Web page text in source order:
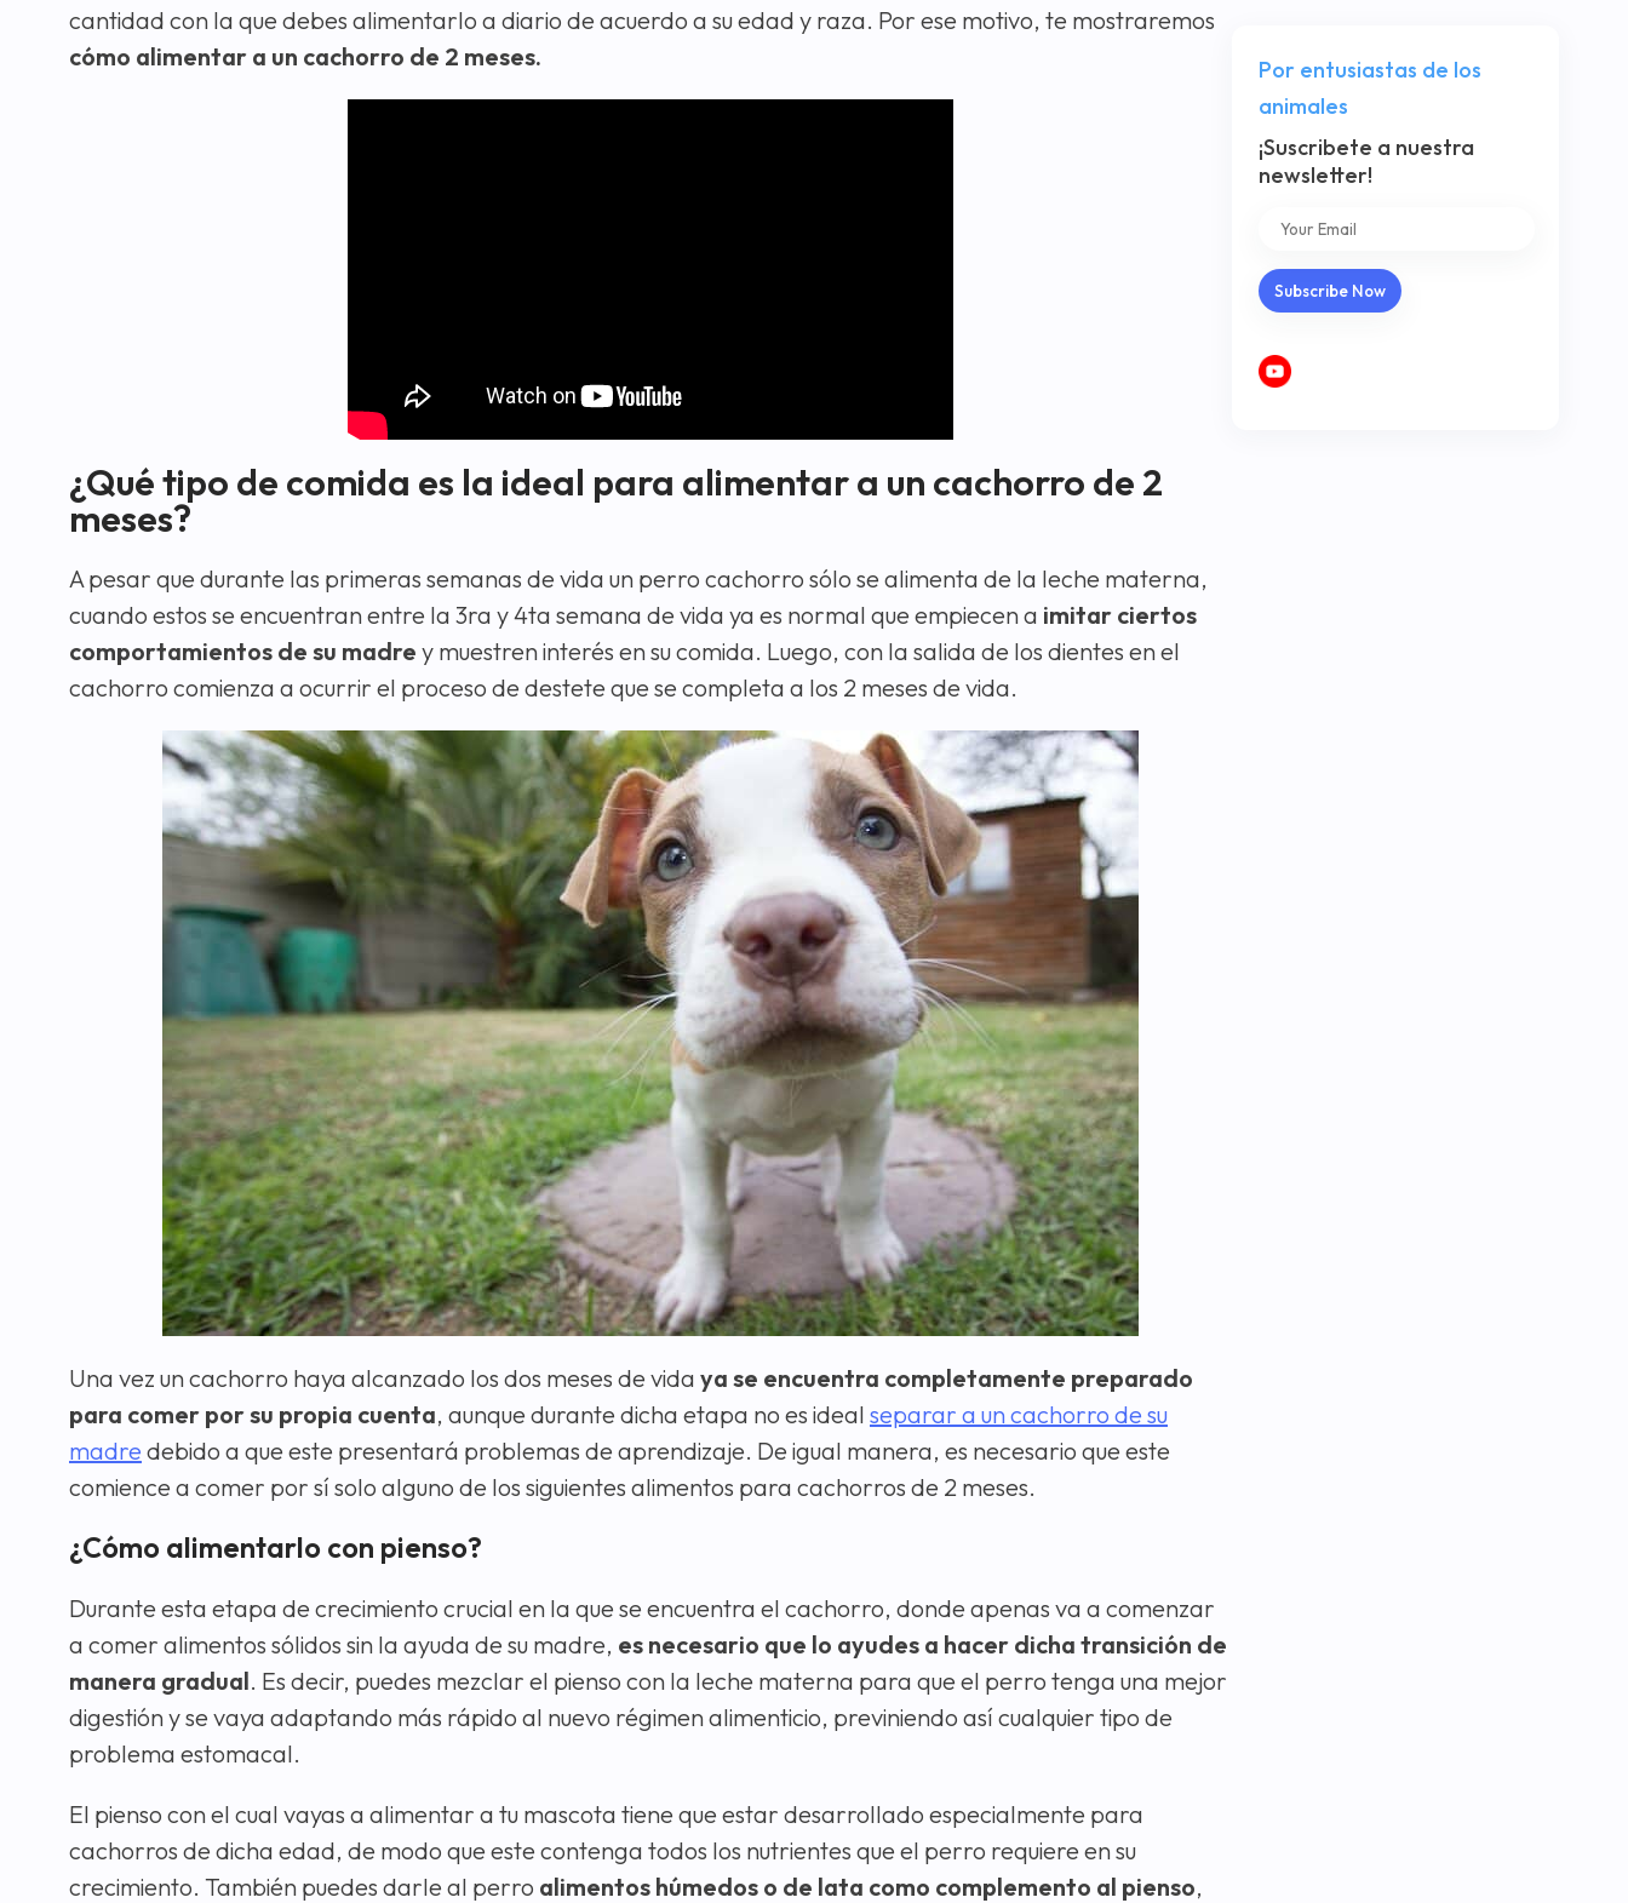
cantidad con la que debes alimentarlo a diario de acuerdo a su edad y raza. Por ese motivo, te mostraremos
cómo alimentar a un cachorro de 2 meses.
¿Qué tipo de comida es la ideal para alimentar a un cachorro de 2
meses?
A pesar que durante las primeras semanas de vida un perro cachorro sólo se alimenta de la leche materna,
cuando estos se encuentran entre la 3ra y 4ta semana de vida ya es normal que empiecen a imitar ciertos
comportamientos de su madre y muestren interés en su comida. Luego, con la salida de los dientes en el
cachorro comienza a ocurrir el proceso de destete que se completa a los 2 meses de vida.
Una vez un cachorro haya alcanzado los dos meses de vida ya se encuentra completamente preparado
para comer por su propia cuenta, aunque durante dicha etapa no es ideal separar a un cachorro de su
madre debido a que este presentará problemas de aprendizaje. De igual manera, es necesario que este
comience a comer por sí solo alguno de los siguientes alimentos para cachorros de 2 meses.
¿Cómo alimentarlo con pienso?
Durante esta etapa de crecimiento crucial en la que se encuentra el cachorro, donde apenas va a comenzar
a comer alimentos sólidos sin la ayuda de su madre, es necesario que lo ayudes a hacer dicha transición de
manera gradual. Es decir, puedes mezclar el pienso con la leche materna para que el perro tenga una mejor
digestión y se vaya adaptando más rápido al nuevo régimen alimenticio, previniendo así cualquier tipo de
problema estomacal.
El pienso con el cual vayas a alimentar a tu mascota tiene que estar desarrollado especialmente para
cachorros de dicha edad, de modo que este contenga todos los nutrientes que el perro requiere en su
crecimiento. También puedes darle al perro alimentos húmedos o de lata como complemento al pienso,
Por entusiastas de los
animales
¡Suscribete a nuestra
newsletter!